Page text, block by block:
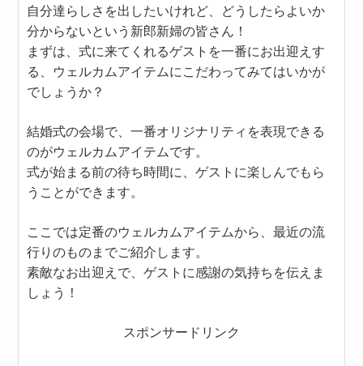
自分達らしさを出したいけれど、どうしたらよいか
分からないという新郎新婦の皆さん！
まずは、式に来てくれるゲストを一番にお出迎えす
る、ウェルカムアイテムにこだわってみてはいかが
でしょうか？
結婚式の会場で、一番オリジナリティを表現できる
のがウェルカムアイテムです。
式が始まる前の待ち時間に、ゲストに楽しんでもら
うことができます。
ここでは定番のウェルカムアイテムから、最近の流
行りのものまでご紹介します。
素敵なお出迎えで、ゲストに感謝の気持ちを伝えま
しょう！
スポンサードリンク